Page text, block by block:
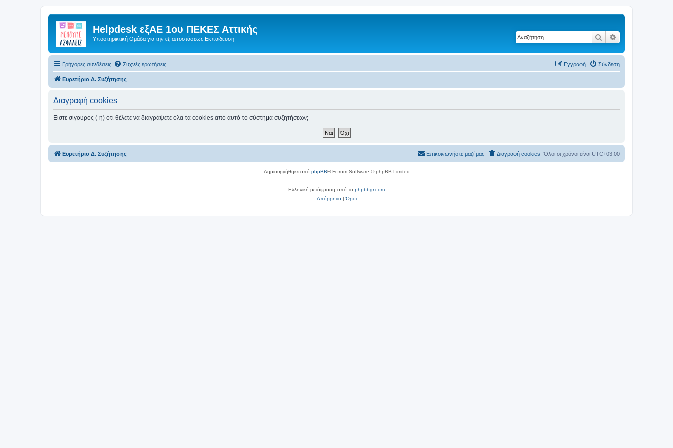
Helpdesk εξΑΕ 1ου ΠΕΚΕΣ Αττικής
Υποστηρικτική Ομάδα για την εξ αποστάσεως Εκπαίδευση Αναζήτηση
Γρήγορες συνδέσεις Συχνές ερωτήσεις Σύνδεση
Εγγραφή
Ευρετήριο Δ. Συζήτησης
Διαγραφή cookies
Είστε σίγουρος (-η) ότι θέλετε να διαγράψετε όλα τα cookies από αυτό το σύστημα συζητήσεων;
Ευρετήριο Δ. Συζήτησης Όλοι οι χρόνοι είναι UTC+03:00
Διαγραφή cookies
Επικοινωνήστε μαζί μας
Δημιουργήθηκε από phpBB® Forum Software © phpBB Limited
Ελληνική μετάφραση από το phpbbgr.com
Απόρρητο|Όροι